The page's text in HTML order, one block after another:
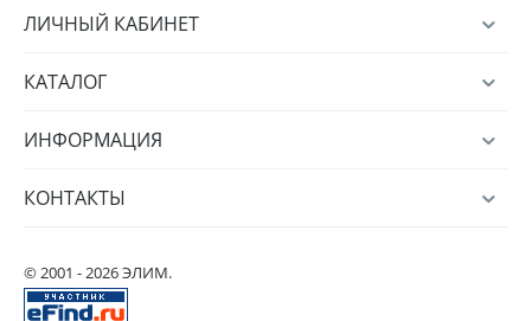
ЛИЧНЫЙ КАБИНЕТ
КАТАЛОГ
ИНФОРМАЦИЯ
КОНТАКТЫ
© 2001 - 2026 ЭЛИМ.